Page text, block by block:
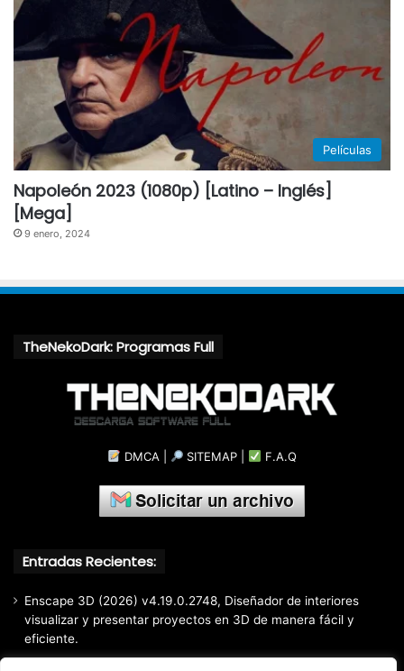
Películas
Napoleón 2023 (1080p) [Latino – Inglés]
[Mega]
9 enero, 2024
TheNekoDark: Programas Full
DMCA SITEMAP F.A.Q
Entradas Recientes:
Enscape 3D (2026) v4.19.0.2748, Diseñador de interiores
visualizar y presentar proyectos en 3D de manera fácil y
eficiente.